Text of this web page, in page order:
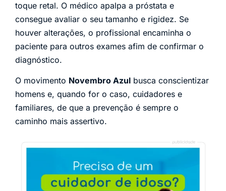
toque retal. O médico apalpa a próstata e
consegue avaliar o seu tamanho e rigidez. Se
houver alterações, o profissional encaminha o
paciente para outros exames afim de confirmar o
diagnóstico.
O movimento Novembro Azul busca conscientizar
homens e, quando for o caso, cuidadores e
familiares, de que a prevenção é sempre o
caminho mais assertivo.